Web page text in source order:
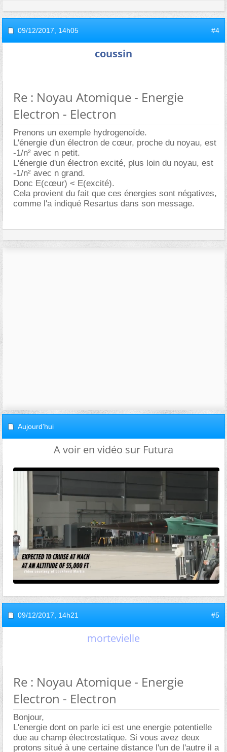
09/12/2017, 14h05 #4
coussin
Re : Noyau Atomique - Energie
Electron - Electron
Prenons un exemple hydrogenoïde.
L'énergie d'un électron de cœur, proche du noyau, est
-1/n² avec n petit.
L'énergie d'un électron excité, plus loin du noyau, est
-1/n² avec n grand.
Donc E(cœur) < E(excité).
Cela provient du fait que ces énergies sont négatives,
comme l'a indiqué Resartus dans son message.
Aujourd'hui
A voir en vidéo sur Futura
09/12/2017, 14h21 #5
mortevielle
Re : Noyau Atomique - Energie
Electron - Electron
Bonjour,
L'energie dont on parle ici est une energie potentielle
due au champ électrostatique. Si vous avez deux
protons situé à une certaine distance l'un de l'autre il a